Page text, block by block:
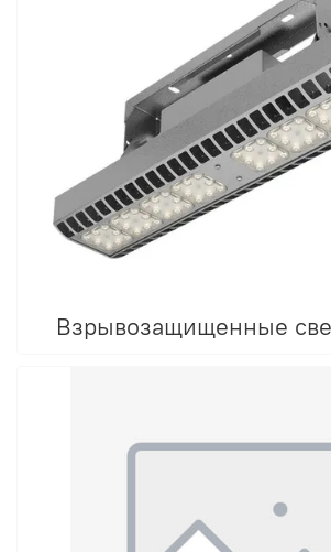
Взрывозащищенные